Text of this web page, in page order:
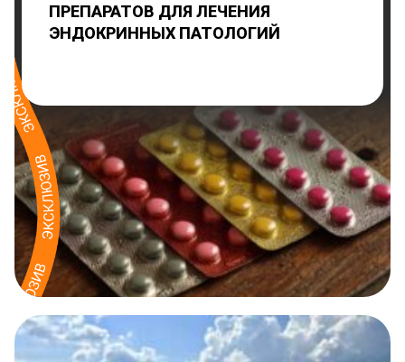
ПРЕПАРАТОВ ДЛЯ ЛЕЧЕНИЯ
ЭНДОКРИННЫХ ПАТОЛОГИЙ